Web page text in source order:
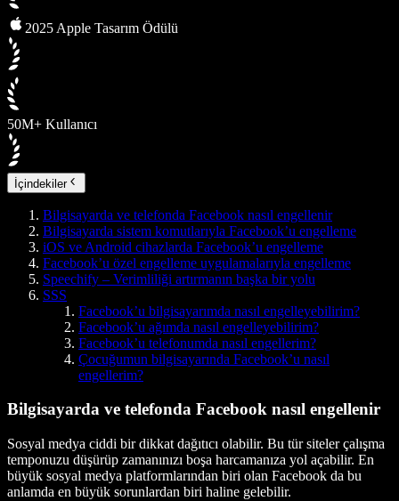
2025 Apple Tasarım Ödülü
50M+ Kullanıcı
İçindekiler
Bilgisayarda ve telefonda Facebook nasıl engellenir
Bilgisayarda sistem komutlarıyla Facebook’u engelleme
iOS ve Android cihazlarda Facebook’u engelleme
Facebook’u özel engelleme uygulamalarıyla engelleme
Speechify – Verimliliği artırmanın başka bir yolu
SSS
Facebook’u bilgisayarımda nasıl engelleyebilirim?
Facebook’u ağımda nasıl engelleyebilirim?
Facebook’u telefonumda nasıl engellerim?
Çocuğumun bilgisayarında Facebook’u nasıl
engellerim?
Bilgisayarda ve telefonda Facebook nasıl engellenir
Sosyal medya ciddi bir dikkat dağıtıcı olabilir. Bu tür siteler çalışma
temponuzu düşürüp zamanınızı boşa harcamanıza yol açabilir. En
büyük sosyal medya platformlarından biri olan Facebook da bu
anlamda en büyük sorunlardan biri haline gelebilir.